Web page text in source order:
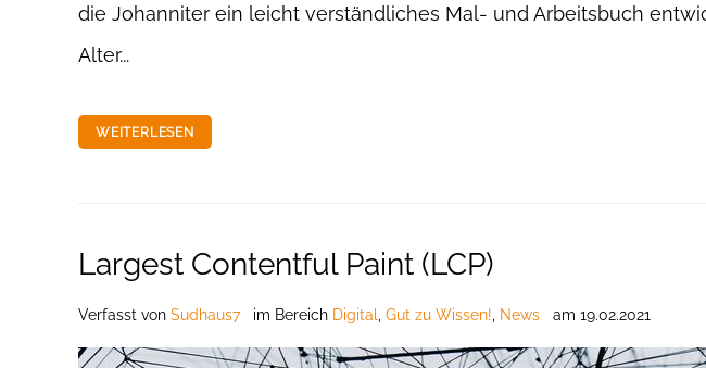
die Johanniter ein leicht verständliches Mal- und Arbeitsbuch
Alter...
WEITERLESEN
Largest Contentful Paint (LCP)
Verfasst von Sudhaus7 im Bereich Digital, Gut zu Wissen!, News am 19.02.2021